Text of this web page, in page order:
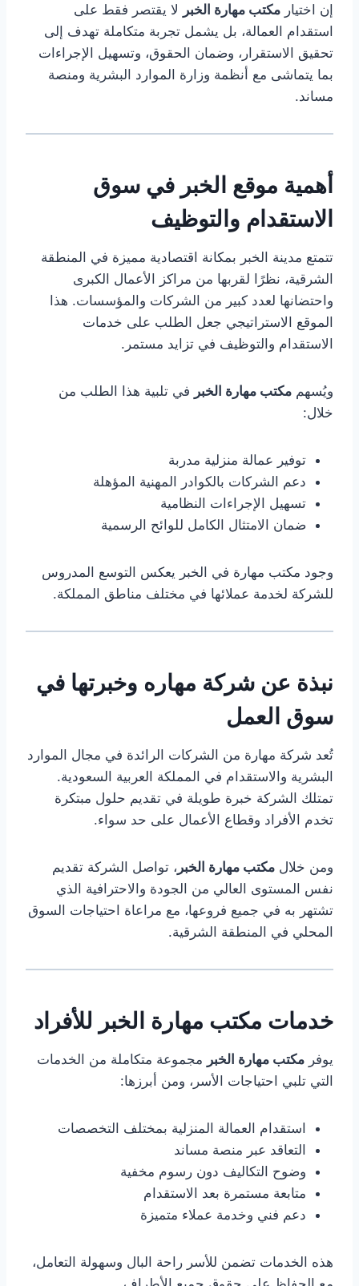
إن اختيار مكتب مهارة الخبر لا يقتصر فقط على
استقدام العمالة، بل يشمل تجربة متكاملة تهدف إلى
تحقيق الاستقرار، وضمان الحقوق، وتسهيل الإجراءات
بما يتماشى مع أنظمة وزارة الموارد البشرية ومنصة
مساند.
أهمية موقع الخبر في سوق
الاستقدام والتوظيف
تتمتع مدينة الخبر بمكانة اقتصادية مميزة في المنطقة
الشرقية، نظرًا لقربها من مراكز الأعمال الكبرى
واحتضانها لعدد كبير من الشركات والمؤسسات. هذا
الموقع الاستراتيجي جعل الطلب على خدمات
الاستقدام والتوظيف في تزايد مستمر.
ويُسهم مكتب مهارة الخبر في تلبية هذا الطلب من
خلال:
توفير عمالة منزلية مدربة
دعم الشركات بالكوادر المهنية المؤهلة
تسهيل الإجراءات النظامية
ضمان الامتثال الكامل للوائح الرسمية
وجود مكتب مهارة في الخبر يعكس التوسع المدروس
للشركة لخدمة عملائها في مختلف مناطق المملكة.
نبذة عن شركة مهاره وخبرتها في
سوق العمل
تُعد شركة مهارة من الشركات الرائدة في مجال الموارد
البشرية والاستقدام في المملكة العربية السعودية.
تمتلك الشركة خبرة طويلة في تقديم حلول مبتكرة
تخدم الأفراد وقطاع الأعمال على حد سواء.
ومن خلال مكتب مهارة الخبر ، تواصل الشركة تقديم
نفس المستوى العالي من الجودة والاحترافية الذي
تشتهر به في جميع فروعها، مع مراعاة احتياجات السوق
المحلي في المنطقة الشرقية.
خدمات مكتب مهارة الخبر للأفراد
يوفر مكتب مهارة الخبر مجموعة متكاملة من الخدمات
التي تلبي احتياجات الأسر، ومن أبرزها:
استقدام العمالة المنزلية بمختلف التخصصات
التعاقد عبر منصة مساند
وضوح التكاليف دون رسوم مخفية
متابعة مستمرة بعد الاستقدام
دعم فني وخدمة عملاء متميزة
هذه الخدمات تضمن للأسر راحة البال وسهولة التعامل،